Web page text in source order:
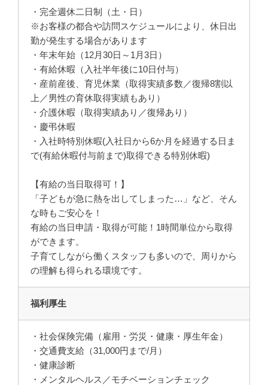
・完全週休二日制（土・日）
※お客様の都合や訪問スケジュールにより、休日出
勤が発生する場合があります
・年末年始（12月30日～1月3日）
・有給休暇（入社半年後に10日付与）
・産前産後、育児休業（取得実績多数／復帰8割以
上／男性の育休取得実績もあり）
・介護休暇（取得実績あり／復帰あり）
・慶弔休暇
・入社時特別休暇(入社日から6か月を経過する日ま
で(有給休暇付与前まで)取得できる特別休暇)
【有給の当日取得可！】
「子どもが急に熱を出してしまった…」など、そん
な時もご安心を！
有給の当日申請・取得が可能！1時間単位から取得
ができます。
子育てしながら働くスタッフも多いので、周りから
の理解も得られる環境です。
福利厚生
・社会保険完備（雇用・労災・健康・厚生年金）
・交通費支給（31,000円まで/月）
・健康診断
・メンタルヘルス／モチベーションチェック